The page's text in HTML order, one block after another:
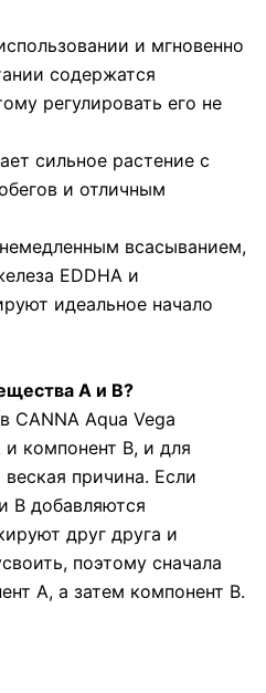
и мгновенно
содержатся
регулировать его не
сильное растение с
и отличным
всасыванием,
EDDHA и
идеальное начало
А и В?
CANNA Aqua Vega
компонент В, и для
причина. Если
В добавляются
друг друга и
поэтому сначала
А, а затем компонент В.